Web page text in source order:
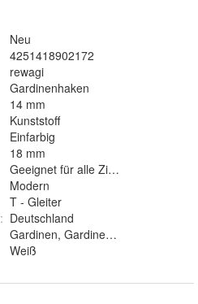
Neu
4251418902172
rewagi
Gardinenhaken
14 mm
Kunststoff
Einfarbig
18 mm
Geeignet für alle Zimmer
Modern
T - Gleiter
: Deutschland
Gardinen,
Weiß